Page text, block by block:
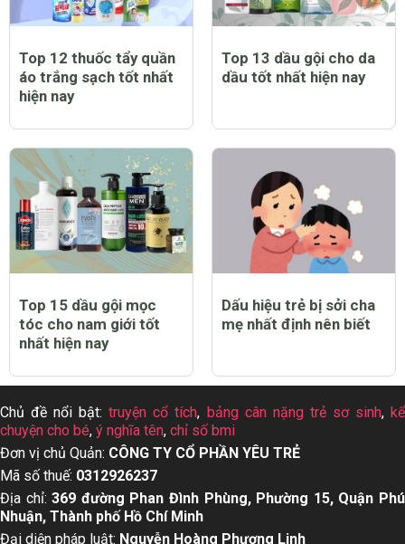
Top 12 thuốc tẩy quần
áo trắng sạch tốt nhất
hiện nay
Top 13 dầu gội cho da
dầu tốt nhất hiện nay
Top 15 dầu gội mọc
tóc cho nam giới tốt
nhất hiện nay
Dấu hiệu trẻ bị sởi cha
mẹ nhất định nên biết
Chủ đề nổi bật:truyện cổ tích, bảng cân nặng trẻ sơ sinh,kể
chuyện cho bé, ý nghĩa tên, chỉ số bmi
Đơn vị chủ Quản: CÔNG TY CỔ PHẦN YÊU TRẺ
Mã số thuế: 0312926237
Địa chỉ:369 đường Phan Đình Phùng, Phường 15, Quận Phú
Nhuận, Thành phố Hồ Chí Minh
Đại diện pháp luật: Nguyễn Hoàng Phượng Linh